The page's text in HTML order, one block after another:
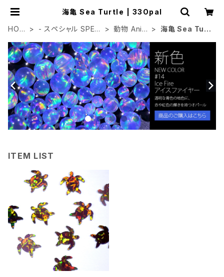
海亀 Sea Turtle | 33Opal
HOM
- スペシャル SPECI
動物 Anim
海亀 Sea Turt
ITEM LIST